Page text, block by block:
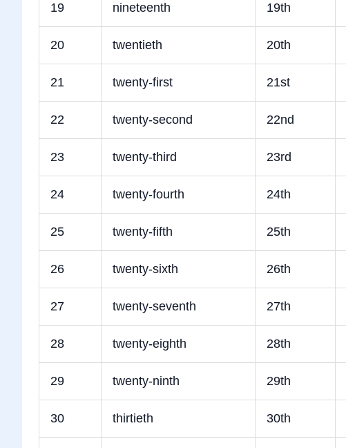
19 nineteenth 19th
20 twentieth 20th
21 twenty-first 21st
22 twenty-second 22nd
23 twenty-third 23rd
24 twenty-fourth 24th
25 twenty-fifth 25th
26 twenty-sixth 26th
27 twenty-seventh 27th
28 twenty-eighth 28th
29 twenty-ninth 29th
30 thirtieth 30th